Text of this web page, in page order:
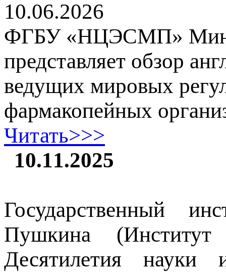
10.06.2026
ФГБУ «НЦЭСМП»
представляет обзор
ведущих мировых
фармакопейных
Читать>>>
10.11.2025
Государственный
Пушкина
Десятилетия науки